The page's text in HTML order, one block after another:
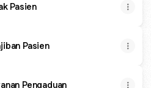
Pasien
Pasien
Pengaduan